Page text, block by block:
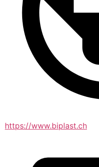
https://www.biplast.ch